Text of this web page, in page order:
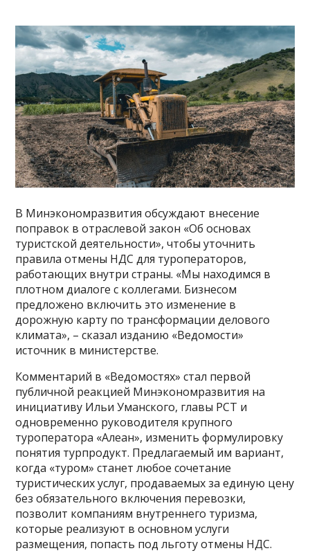
В Минэкономразвития обсуждают внесение
поправок в отраслевой закон «Об основах
туристской деятельности», чтобы уточнить
правила отмены НДС для туроператоров,
работающих внутри страны. «Мы находимся в
плотном диалоге с коллегами. Бизнесом
предложено включить это изменение в
дорожную карту по трансформации делового
климата», – сказал изданию «Ведомости»
источник в министерстве.
Комментарий в «Ведомостях» стал первой
публичной реакцией Минэкономразвития на
инициативу Ильи Уманского, главы РСТ и
одновременно руководителя крупного
туроператора «Алеан», изменить формулировку
понятия турпродукт. Предлагаемый им вариант,
когда «туром» станет любое сочетание
туристических услуг, продаваемых за единую цену
без обязательного включения перевозки,
позволит компаниям внутреннего туризма,
которые реализуют в основном услуги
размещения, попасть под льготу отмены НДС.